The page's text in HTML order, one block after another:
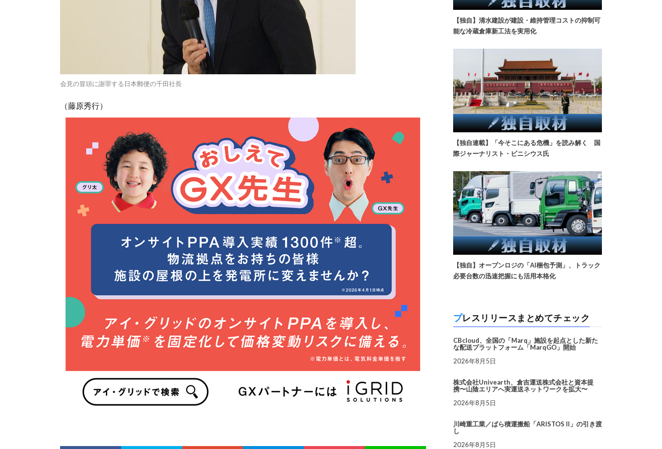
会見の冒頭に謝罪する日本郵便の千田社長
（藤原秀行）
【独自】清水建設が建設・維持管理コストの抑制可
能な冷蔵倉庫新工法を実用化
【独自連載】「今そこにある危機」を読み解く 国
際ジャーナリスト・ビニシウス氏
【独自】オープンロジの「AI梱包予測」、トラック
必要台数の迅速把握にも活用本格化
プレスリリースまとめてチェック
CBcloud、全国の「Marq」施設を起点とした新た
な配送プラットフォーム「MarqGO」開始
2026年8月5日
株式会社Univearth、倉吉運送株式会社と資本提
携〜山陰エリアへ実運送ネットワークを拡大〜
2026年8月5日
川崎重工業／ばら積運搬船「ARISTOS II」の引き渡
し
2026年8月5日